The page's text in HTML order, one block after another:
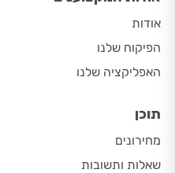
אודות
הפיקוח שלנו
האפליקציה שלנו
תוכן
מחירונים
שאלות ותשובות